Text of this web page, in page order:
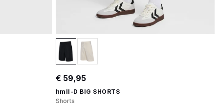
€ 59,95
hmlI-D BIG SHORTS
Shorts